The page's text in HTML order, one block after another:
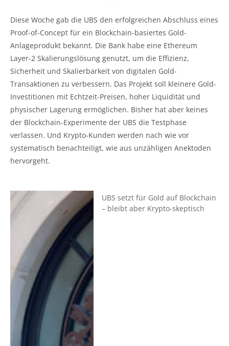
Diese Woche gab die UBS den erfolgreichen Abschluss eines
Proof-of-Concept für ein Blockchain-basiertes Gold-
Anlageprodukt bekannt. Die Bank habe eine Ethereum
Layer-2 Skalierungslösung genutzt, um die Effizienz,
Sicherheit und Skalierbarkeit von digitalen Gold-
Transaktionen zu verbessern. Das Projekt soll kleinere Gold-
Investitionen mit Echtzeit-Preisen, hoher Liquidität und
physischer Lagerung ermöglichen. Bisher hat aber keines
der Blockchain-Experimente der UBS die Testphase
verlassen. Und Krypto-Kunden werden nach wie vor
systematisch benachteiligt, wie aus unzähligen Anektoden
hervorgeht.
UBS setzt für Gold auf Blockchain
– bleibt aber Krypto-skeptisch